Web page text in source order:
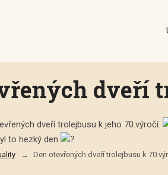
dveří
dveří trolejbusu k jeho 70.výročí.
to hezký den
Den otevřených dveří trolejbusu k